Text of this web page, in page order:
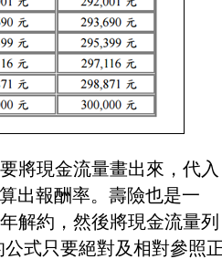
將現金流量畫出來，代入
出報酬率。壽險也是一
解約，然後將現金流量列
式只要絕對及相對參照